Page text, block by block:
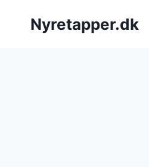
Nyretapper.dk